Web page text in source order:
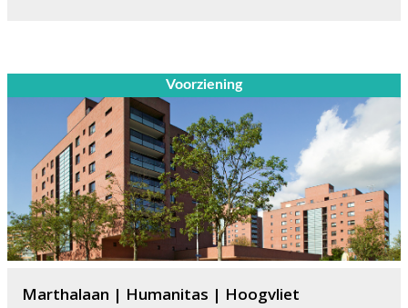
Voorziening
Marthalaan | Humanitas | Hoogvliet